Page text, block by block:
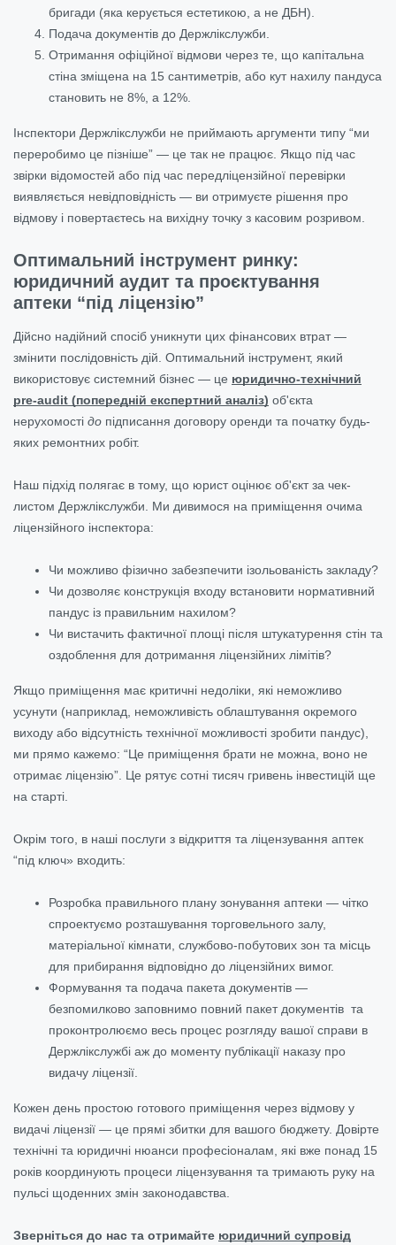
бригади (яка керується естетикою, а не ДБН).
Подача документів до Держлікслужби.
Отримання офіційної відмови через те, що капітальна
стіна зміщена на 15 сантиметрів, або кут нахилу пандуса
становить не 8%, а 12%.
Інспектори Держлікслужби не приймають аргументи типу “ми
переробимо це пізніше” — це так не працює. Якщо під час
звірки відомостей або під час передліцензійної перевірки
виявляється невідповідність — ви отримуєте рішення про
відмову і повертаєтесь на вихідну точку з касовим розривом.
Оптимальний інструмент ринку:
юридичний аудит та проєктування
аптеки “під ліцензію”
Дійсно надійний спосіб уникнути цих фінансових втрат —
змінити послідовність дій. Оптимальний інструмент, який
використовує системний бізнес — це юридично-технічний
pre-audit (попередній експертний аналіз) об'єкта
нерухомості до підписання договору оренди та початку будь-
яких ремонтних робіт.
Наш підхід полягає в тому, що юрист оцінює об'єкт за чек-
листом Держлікслужби. Ми дивимося на приміщення очима
ліцензійного інспектора:
Чи можливо фізично забезпечити ізольованість закладу?
Чи дозволяє конструкція входу встановити нормативний
пандус із правильним нахилом?
Чи вистачить фактичної площі після штукатурення стін та
оздоблення для дотримання ліцензійних лімітів?
Якщо приміщення має критичні недоліки, які неможливо
усунути (наприклад, неможливість облаштування окремого
виходу або відсутність технічної можливості зробити пандус),
ми прямо кажемо: “Це приміщення брати не можна, воно не
отримає ліцензію”. Це рятує сотні тисяч гривень інвестицій ще
на старті.
Окрім того, в наші послуги з відкриття та ліцензування аптек
“під ключ» входить:
Розробка правильного плану зонування аптеки — чітко
спроектуємо розташування торговельного залу,
матеріальної кімнати, службово-побутових зон та місць
для прибирання відповідно до ліцензійних вимог.
Формування та подача пакета документів —
безпомилково заповнимо повний пакет документів та
проконтролюємо весь процес розгляду вашої справи в
Держлікслужбі аж до моменту публікації наказу про
видачу ліцензії.
Кожен день простою готового приміщення через відмову у
видачі ліцензії — це прямі збитки для вашого бюджету. Довірте
технічні та юридичні нюанси професіоналам, які вже понад 15
років координують процеси ліцензування та тримають руку на
пульсі щоденних змін законодавства.
Зверніться до нас та отримайте юридичний супровід